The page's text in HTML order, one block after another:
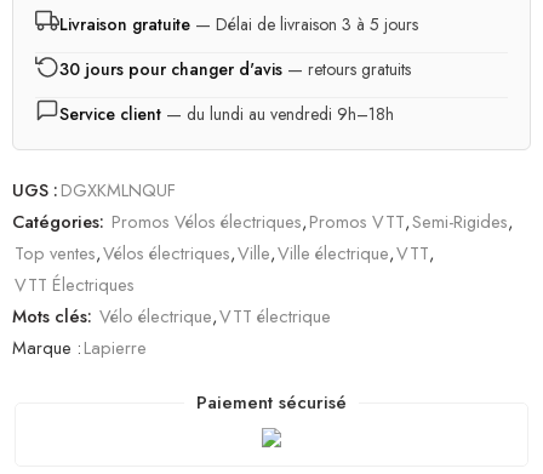
Livraison gratuite — Délai de livraison 3 à 5 jours
30 jours pour changer d'avis — retours gratuits
Service client — du lundi au vendredi 9h–18h
UGS :DGXKMLNQUF
Catégories: Promos Vélos électriques,Promos VTT,Semi-Rigides,
Top ventes,Vélos électriques,Ville,Ville électrique,VTT,
VTT Électriques
Mots clés: Vélo électrique,VTT électrique
Marque :Lapierre
Paiement sécurisé